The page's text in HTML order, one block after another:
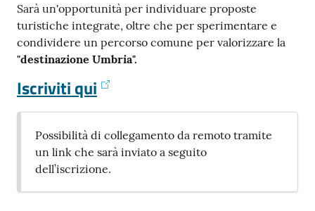
Sarà un'opportunità per individuare proposte
turistiche integrate, oltre che per sperimentare e
condividere un percorso comune per valorizzare la
"destinazione Umbria".
Iscriviti qui
Possibilità di collegamento da remoto tramite
un link che sarà inviato a seguito
dell’iscrizione.